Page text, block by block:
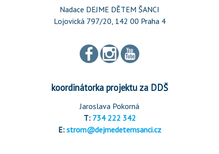
Nadace DEJME DĚTEM ŠANCI
Lojovická 797/20, 142 00 Praha 4
koordinátorka projektu za DDŠ
Jaroslava Pokorná
T: 734 222 342
E: strom@dejmedetemsanci.cz